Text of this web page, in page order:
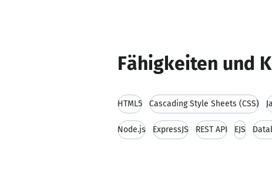
Fähigkeiten und
HTML5 Cascading Style Sheets (CSS)
Node.js ExpressJS REST API EJS